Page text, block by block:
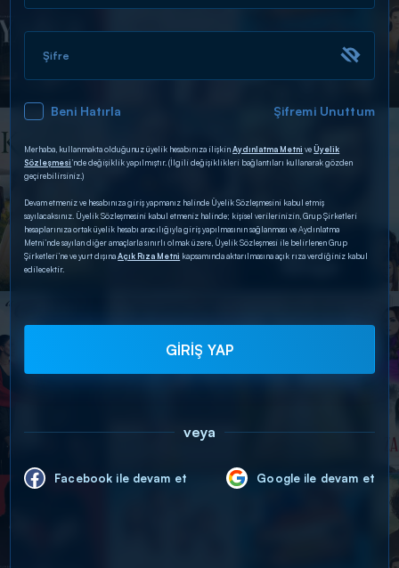
DİĞER SONUÇLAR
Şifre
Beni Hatırla Şifremi Unuttum
Merhaba, kullanmakta olduğunuz üyelik hesabınıza ilişkinAydınlatma Metni veÜyelik
Sözleşmesi’nde değişiklik yapılmıştır. (İlgili değişiklikleri bağlantıları kullanarak gözden
geçirebilirsiniz.)
Devam etmeniz ve hesabınıza giriş yapmanız halinde Üyelik Sözleşmesini kabul etmiş
sayılacaksınız. Üyelik Sözleşmesini kabul etmeniz halinde; kişisel verilerinizin, Grup Şirketleri
hesaplarınıza ortak üyelik hesabı aracılığıyla giriş yapılmasının sağlanması ve Aydınlatma
Metni’nde sayılan diğer amaçlarla sınırlı olmak üzere, Üyelik Sözleşmesi ile belirlenen Grup
Şirketleri’ne ve yurt dışınaAçık Rıza Metni kapsamında aktarılmasına açık rıza verdiğiniz kabul
edilecektir.
GİRİŞ YAP
veya
Facebook ile devam et Google ile devam et